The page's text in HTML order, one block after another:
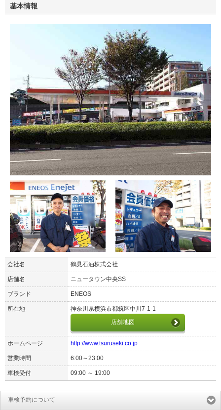
基本情報
会社名 鶴見石油株式会社
店舗名 ニュータウン中央SS
ブランド ENEOS
所在地
神奈川県横浜市都筑区中川7-1-1
店舗地図
ホームページ http://www.tsuruseki.co.jp
営業時間 6:00～23:00
車検受付 09:00 ～ 19:00
車検予約について